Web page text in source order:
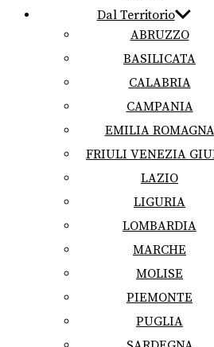
Dal Territorio
ABRUZZO
BASILICATA
CALABRIA
CAMPANIA
EMILIA ROMAGNA
FRIULI VENEZIA
LAZIO
LIGURIA
LOMBARDIA
MARCHE
MOLISE
PIEMONTE
PUGLIA